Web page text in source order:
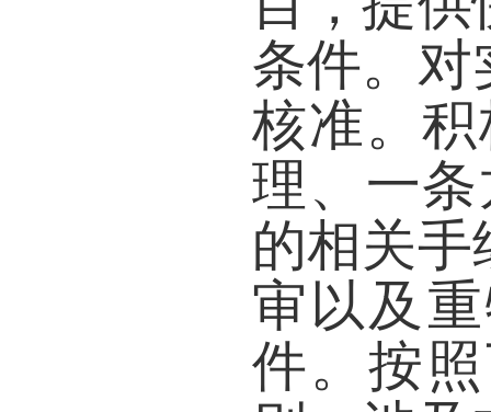
条件。对
核准。
理、一
的相关
审以及
件。按